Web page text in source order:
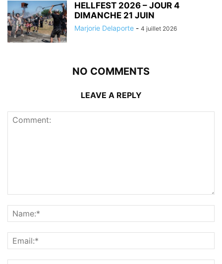
HELLFEST 2026 – JOUR 4
DIMANCHE 21 JUIN
Marjorie Delaporte - 4 juillet 2026
NO COMMENTS
LEAVE A REPLY